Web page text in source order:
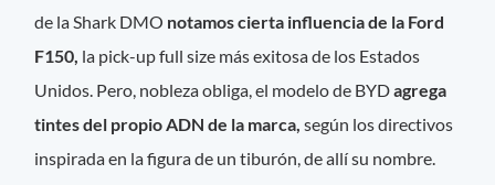
de la Shark DMO notamos cierta influencia de la Ford
F150, la pick-up full size más exitosa de los Estados
Unidos. Pero, nobleza obliga, el modelo de BYDagrega
tintes del propio ADN de la marca, según los directivos
inspirada en la figura de un tiburón, de allí su nombre.